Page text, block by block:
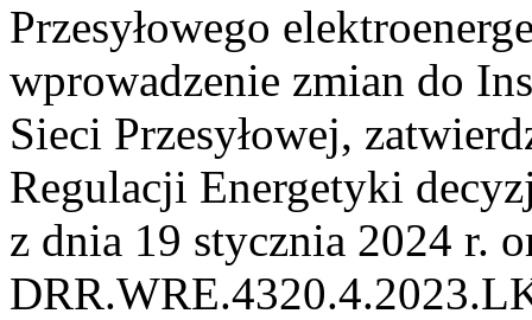
Przesyłowego
wprowadzenie zmian do
Sieci Przesyłowej,
Regulacji Energetyki
z dnia 19 stycznia 2024 r.